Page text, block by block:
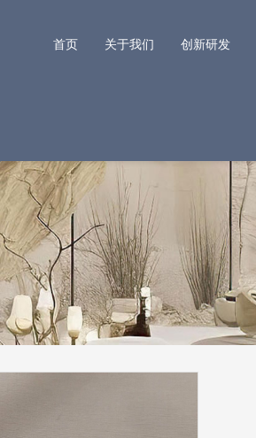
首页 关于我们 创新研发